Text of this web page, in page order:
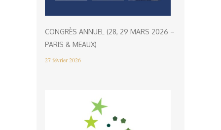
CONGRÈS ANNUEL (28, 29 MARS 2026 –
PARIS & MEAUX)
27 février 2026